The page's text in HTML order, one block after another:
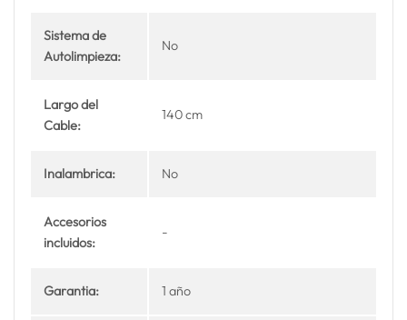
Sistema de
Autolimpieza:
No
Largo del
Cable:
140 cm
Inalambrica: No
Accesorios
incluidos:
-
Garantia: 1 año